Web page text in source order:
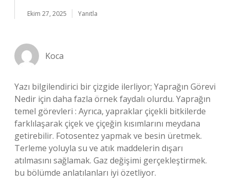
Ekim 27, 2025 Yanıtla
Koca
Yazı bilgilendirici bir çizgide ilerliyor; Yaprağın Görevi
Nedir için daha fazla örnek faydalı olurdu. Yaprağın
temel görevleri : Ayrıca, yapraklar çiçekli bitkilerde
farklılaşarak çiçek ve çiçeğin kısımlarını meydana
getirebilir. Fotosentez yapmak ve besin üretmek.
Terleme yoluyla su ve atık maddelerin dışarı
atılmasını sağlamak. Gaz değişimi gerçekleştirmek.
bu bölümde anlatılanları iyi özetliyor.